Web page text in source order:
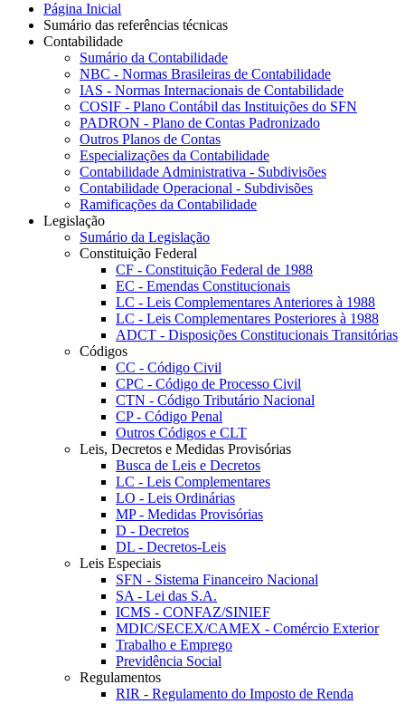
Página Inicial
Sumário das referências técnicas
Contabilidade
Sumário da Contabilidade
NBC - Normas Brasileiras de Contabilidade
IAS - Normas Internacionais de Contabilidade
COSIF - Plano Contábil das Instituições do SFN
PADRON - Plano de Contas Padronizado
Outros Planos de Contas
Especializações da Contabilidade
Contabilidade Administrativa - Subdivisões
Contabilidade Operacional - Subdivisões
Ramificações da Contabilidade
Legislação
Sumário da Legislação
Constituição Federal
CF - Constituição Federal de 1988
EC - Emendas Constitucionais
LC - Leis Complementares Anteriores à 1988
LC - Leis Complementares Posteriores à 1988
ADCT - Disposições Constitucionais Transitórias
Códigos
CC - Código Civil
CPC - Código de Processo Civil
CTN - Código Tributário Nacional
CP - Código Penal
Outros Códigos e CLT
Leis, Decretos e Medidas Provisórias
Busca de Leis e Decretos
LC - Leis Complementares
LO - Leis Ordinárias
MP - Medidas Provisórias
D - Decretos
DL - Decretos-Leis
Leis Especiais
SFN - Sistema Financeiro Nacional
SA - Lei das S.A.
ICMS - CONFAZ/SINIEF
MDIC/SECEX/CAMEX - Comércio Exterior
Trabalho e Emprego
Previdência Social
Regulamentos
RIR - Regulamento do Imposto de Renda